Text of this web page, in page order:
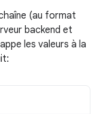
(au format
backend et
les valeurs à la